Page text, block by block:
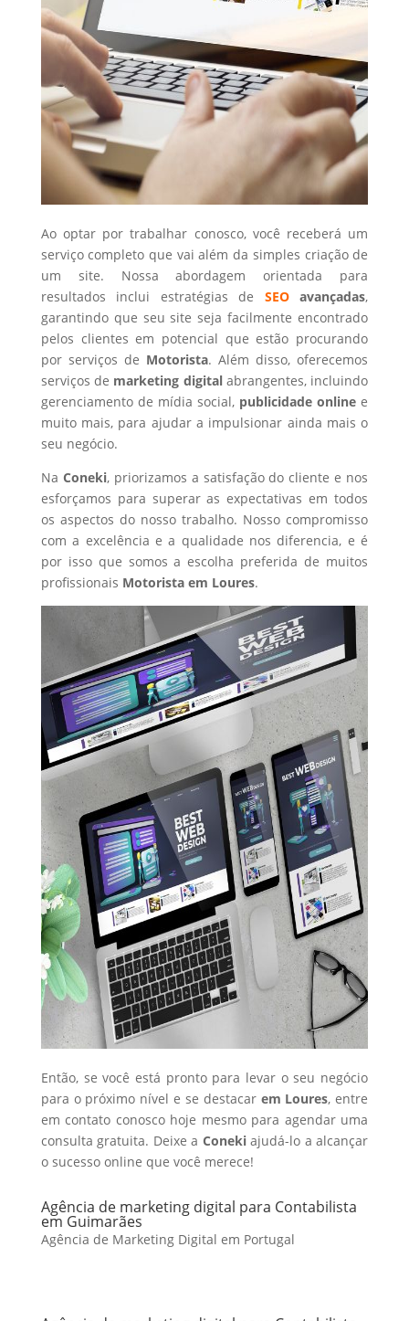
Ao optar por trabalhar conosco, você receberá um
serviço completo que vai além da simples criação de
um site. Nossa abordagem orientada para
resultados inclui estratégias de SEOavançadas,
garantindo que seu site seja facilmente encontrado
pelos clientes em potencial que estão procurando
por serviços de Motorista. Além disso, oferecemos
serviços de marketing digital abrangentes, incluindo
gerenciamento de mídia social, publicidade online e
muito mais, para ajudar a impulsionar ainda mais o
seu negócio.
Na Coneki, priorizamos a satisfação do cliente e nos
esforçamos para superar as expectativas em todos
os aspectos do nosso trabalho. Nosso compromisso
com a excelência e a qualidade nos diferencia, e é
por isso que somos a escolha preferida de muitos
profissionais Motoristaem Loures.
Então, se você está pronto para levar o seu negócio
para o próximo nível e se destacar em Loures, entre
em contato conosco hoje mesmo para agendar uma
consulta gratuita. Deixe a Conekiajudá-lo a alcançar
o sucesso online que você merece!
Agência de marketing digital para Contabilista
em Guimarães
Agência de Marketing Digital em Portugal